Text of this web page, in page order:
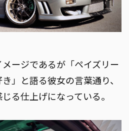
ージであるが「ペイズリー
」と語る彼女の言葉通り、
る仕上げになっている。